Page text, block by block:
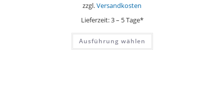
zzgl.Versandkosten
Lieferzeit:3 – 5 Tage*
Ausführung wählen
Dieses
weist